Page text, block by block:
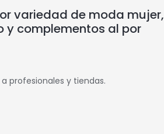
variedad de moda mujer,
y complementos al por
profesionales y tiendas.